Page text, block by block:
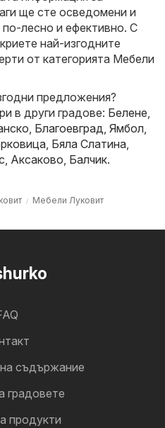
ще сте осведомени и
лесно и ефективно. С
най-изгодните
от категорията Мебели
предложения?
в други градове: Белене,
, Благоевград, Ямбол,
, Бяла Слатина,
, Аксаково, Балчик.
Мебели Луковит
съдържание
градовете
продукти